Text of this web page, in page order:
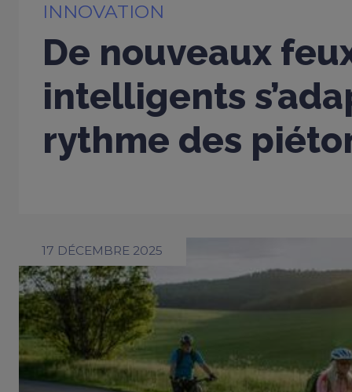
INNOVATION
De nouveaux
intelligents
rythme des
17 DÉCEMBRE 2025